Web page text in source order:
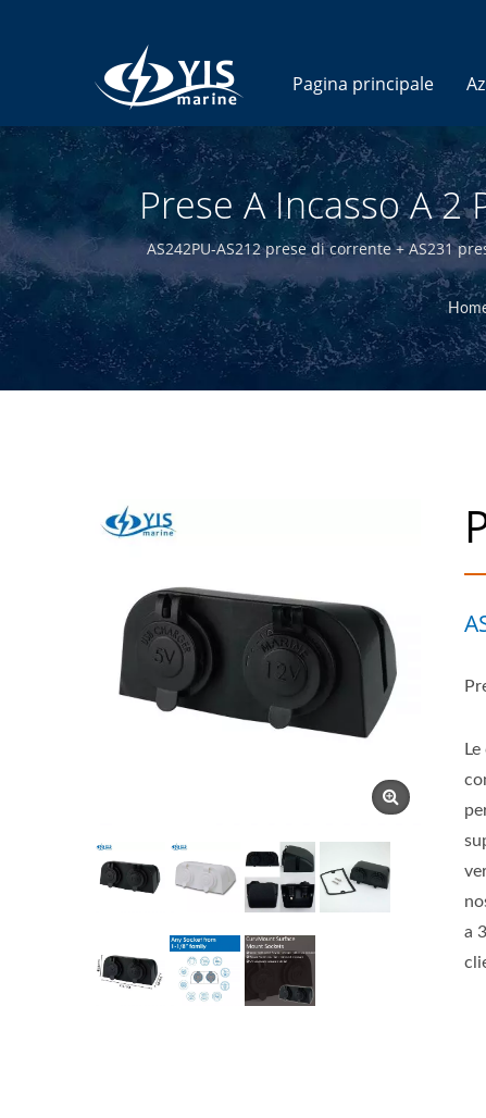
Pagina principale
Prese A Incasso A
Marini -
AS242PU-AS212 prese di corrente + AS231
elettrici ed elettronici marini di alta qualità.
a